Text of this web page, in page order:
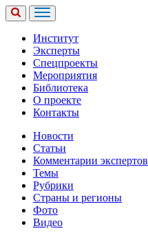
Институт
Эксперты
Спецпроекты
Мероприятия
Библиотека
О проекте
Контакты
Новости
Статьи
Комментарии экспертов
Темы
Рубрики
Страны и регионы
Фото
Видео